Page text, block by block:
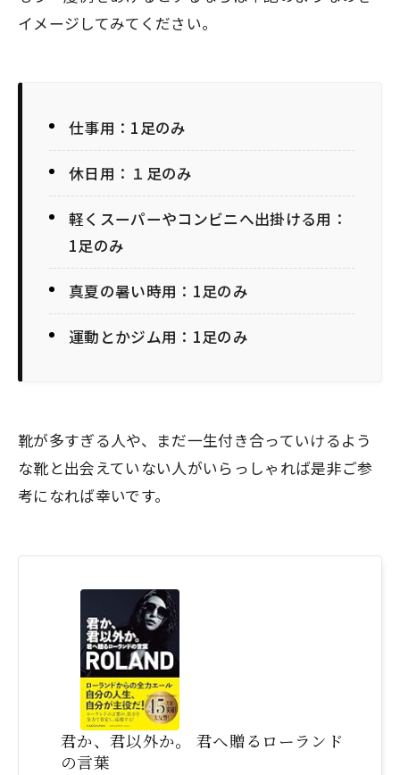
イメージしてみてください。
仕事用：1足のみ
休日用：１足のみ
軽くスーパーやコンビニへ出掛ける用：
1足のみ
真夏の暑い時用：1足のみ
運動とかジム用：1足のみ
靴が多すぎる人や、まだ一生付き合っていけるよう
な靴と出会えていない人がいらっしゃれば是非ご参
考になれば幸いです。
君か、君以外か。 君へ贈るローランド
の言葉